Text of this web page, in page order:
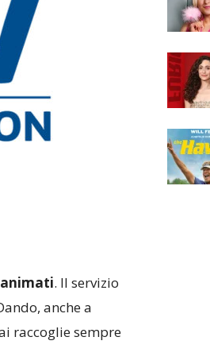
. Il servizio
anche a
raccoglie sempre